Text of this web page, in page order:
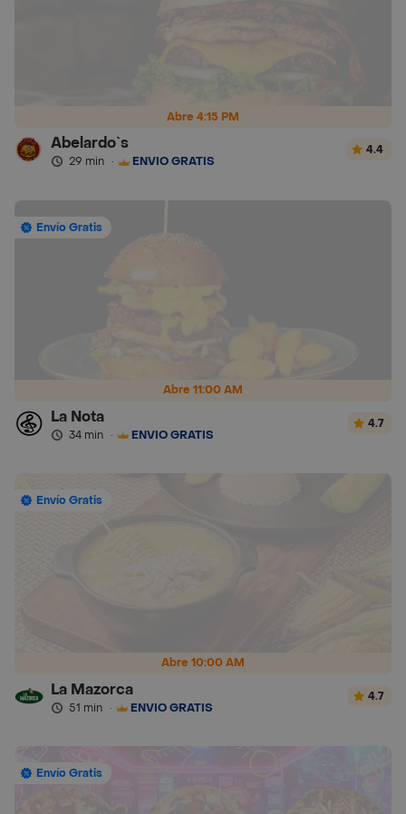
Abre 4:15 PM
Abelardo`s
29 min · ENVÍO GRATIS
4.4
Abre 11:00 AM
Envío Gratis
La Nota
34 min · ENVÍO GRATIS
4.7
Abre 10:00 AM
Envío Gratis
La Mazorca
51 min · ENVÍO GRATIS
4.7
Envío Gratis